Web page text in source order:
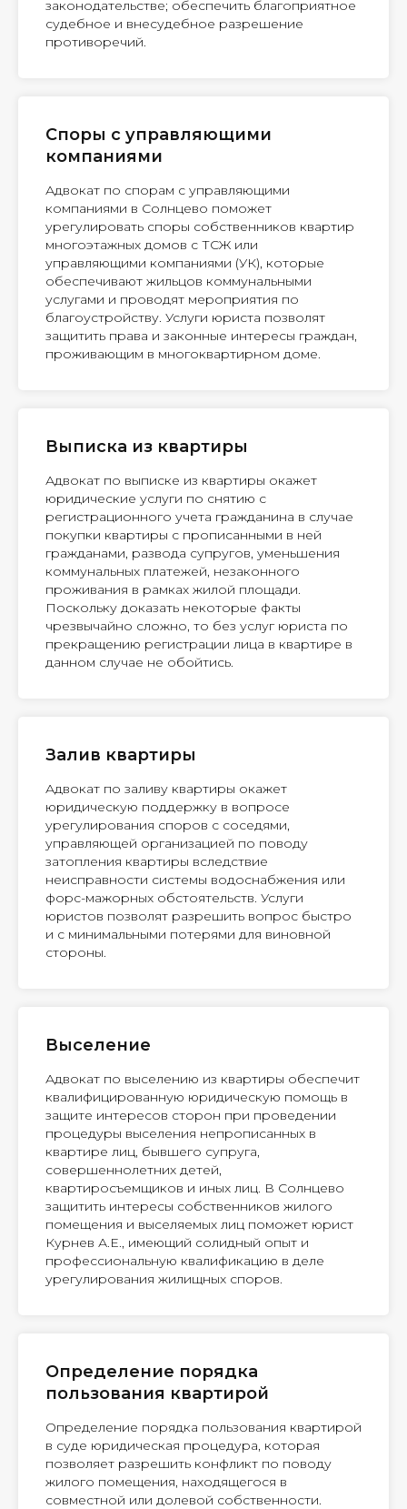
законодательстве; обеспечить благоприятное
судебное и внесудебное разрешение
противоречий.
Споры с управляющими
компаниями
Адвокат по спорам с управляющими
компаниями в Солнцево поможет
урегулировать споры собственников квартир
многоэтажных домов с ТСЖ или
управляющими компаниями (УК), которые
обеспечивают жильцов коммунальными
услугами и проводят мероприятия по
благоустройству. Услуги юриста позволят
защитить права и законные интересы граждан,
проживающим в многоквартирном доме.
Выписка из квартиры
Адвокат по выписке из квартиры окажет
юридические услуги по снятию с
регистрационного учета гражданина в случае
покупки квартиры с прописанными в ней
гражданами, развода супругов, уменьшения
коммунальных платежей, незаконного
проживания в рамках жилой площади.
Поскольку доказать некоторые факты
чрезвычайно сложно, то без услуг юриста по
прекращению регистрации лица в квартире в
данном случае не обойтись.
Залив квартиры
Адвокат по заливу квартиры окажет
юридическую поддержку в вопросе
урегулирования споров с соседями,
управляющей организацией по поводу
затопления квартиры вследствие
неисправности системы водоснабжения или
форс-мажорных обстоятельств. Услуги
юристов позволят разрешить вопрос быстро
и с минимальными потерями для виновной
стороны.
Выселение
Адвокат по выселению из квартиры обеспечит
квалифицированную юридическую помощь в
защите интересов сторон при проведении
процедуры выселения непрописанных в
квартире лиц, бывшего супруга,
совершеннолетних детей,
квартиросъемщиков и иных лиц. В Солнцево
защитить интересы собственников жилого
помещения и выселяемых лиц поможет юрист
Курнев А.Е., имеющий солидный опыт и
профессиональную квалификацию в деле
урегулирования жилищных споров.
Определение порядка
пользования квартирой
Определение порядка пользования квартирой
в суде юридическая процедура, которая
позволяет разрешить конфликт по поводу
жилого помещения, находящегося в
совместной или долевой собственности.